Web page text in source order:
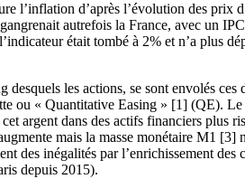
l’inflation d’après l’évolution des
autrefois la France, avec un
était tombé à 2% et n’a plus
les actions, se sont envolés
ou « Quantitative Easing » [1] (QE).
argent dans des actifs financiers plus
mais la masse monétaire M1 [3]
des inégalités par l’enrichissement
depuis 2015).